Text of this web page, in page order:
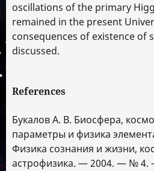
oscillations of the primary
remained in the present
consequences of existence of
discussed.
References
Букалов А. В. Биосфера,
параметры и физика
Физика сознания и жизни,
астрофизика. — 2004. — № 4.